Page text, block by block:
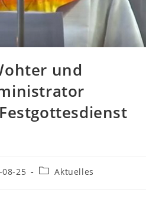
und
08-25
Beitrags-
Aktuelles